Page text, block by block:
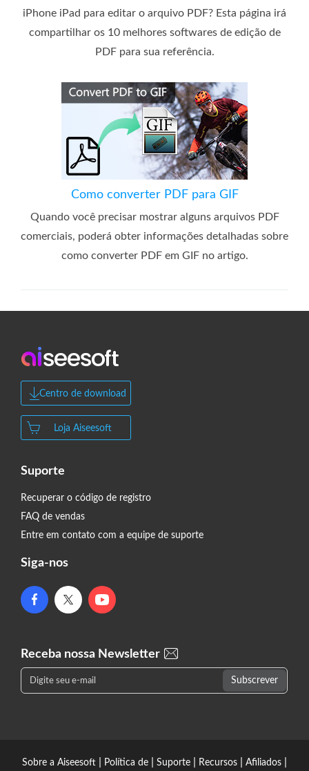
iPhone iPad para editar o arquivo PDF? Esta página irá
compartilhar os 10 melhores softwares de edição de
PDF para sua referência.
Como converter PDF para GIF
Quando você precisar mostrar alguns arquivos PDF
comerciais, poderá obter informações detalhadas sobre
como converter PDF em GIF no artigo.
Centro de download
Loja Aiseesoft
Suporte
Recuperar o código de registro
FAQ de vendas
Entre em contato com a equipe de suporte
Siga-nos
Receba nossa Newsletter
Sobre a Aiseesoft Política de Suporte Recursos Afiliados